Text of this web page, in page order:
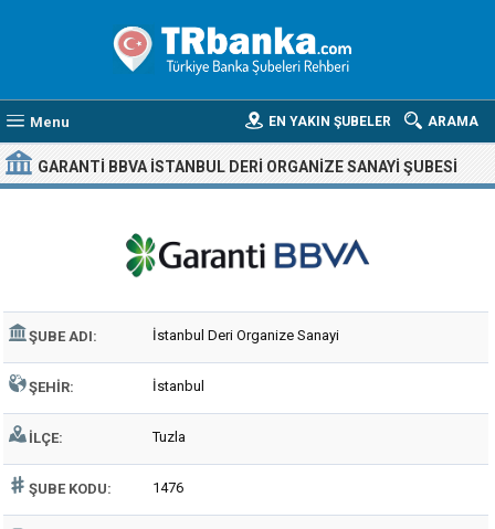
Menu ARAMA
EN YAKIN ŞUBELER
GARANTI BBVA İSTANBUL DERI ORGANIZE SANAYI ŞUBESI
ŞUBE ADI: İstanbul Deri Organize Sanayi
ŞEHIR: İstanbul
İLÇE: Tuzla
ŞUBE KODU: 1476